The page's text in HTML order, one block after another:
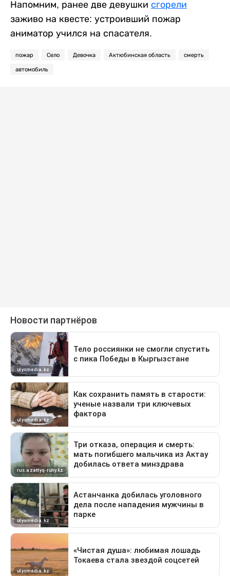
Напомним, ранее две девушки сгорели
заживо на квесте: устроивший пожар
аниматор учился на спасателя.
пожар Село Девочка Актюбинская область смерть
автомобиль